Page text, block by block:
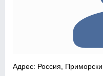
Адрес: Россия,